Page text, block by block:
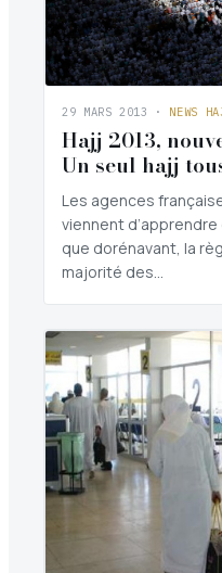
29 MARS 2013 · NEWS
Hajj 2013,
Un seul hajj
Les agences
viennent
que dorénavant, la
majorité des…